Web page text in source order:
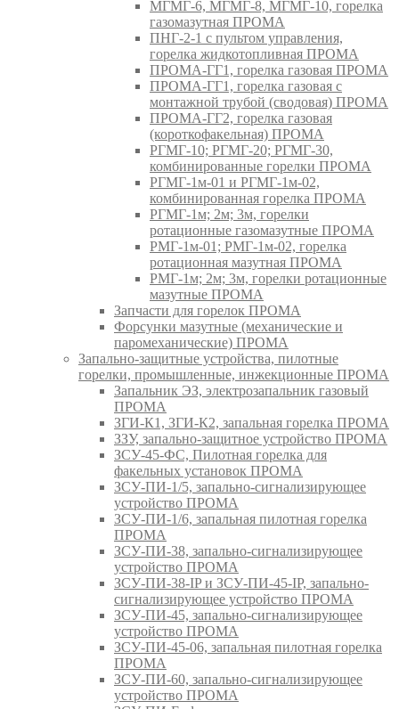
МГМГ-6, МГМГ-8, МГМГ-10, горелка
газомазутная ПРОМА
ПНГ-2-1 с пультом управления,
горелка жидкотопливная ПРОМА
ПРОМА-ГГ1, горелка газовая ПРОМА
ПРОМА-ГГ1, горелка газовая с
монтажной трубой (сводовая) ПРОМА
ПРОМА-ГГ2, горелка газовая
(короткофакельная) ПРОМА
РГМГ-10; РГМГ-20; РГМГ-30,
комбинированные горелки ПРОМА
РГМГ-1м-01 и РГМГ-1м-02,
комбинированная горелка ПРОМА
РГМГ-1м; 2м; 3м, горелки
ротационные газомазутные ПРОМА
РМГ-1м-01; РМГ-1м-02, горелка
ротационная мазутная ПРОМА
РМГ-1м; 2м; 3м, горелки ротационные
мазутные ПРОМА
Запчасти для горелок ПРОМА
Форсунки мазутные (механические и
паромеханические) ПРОМА
Запально-защитные устройства, пилотные
горелки, промышленные, инжекционные ПРОМА
Запальник ЭЗ, электрозапальник газовый
ПРОМА
ЗГИ-К1, ЗГИ-К2, запальная горелка ПРОМА
ЗЗУ, запально-защитное устройство ПРОМА
ЗСУ-45-ФС, Пилотная горелка для
факельных установок ПРОМА
ЗСУ-ПИ-1/5, запально-сигнализирующее
устройство ПРОМА
ЗСУ-ПИ-1/6, запальная пилотная горелка
ПРОМА
ЗСУ-ПИ-38, запально-сигнализирующее
устройство ПРОМА
ЗСУ-ПИ-38-IP и ЗСУ-ПИ-45-IP, запально-
сигнализирующее устройство ПРОМА
ЗСУ-ПИ-45, запально-сигнализирующее
устройство ПРОМА
ЗСУ-ПИ-45-06, запальная пилотная горелка
ПРОМА
ЗСУ-ПИ-60, запально-сигнализирующее
устройство ПРОМА